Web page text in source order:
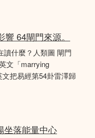
64閘門來源。
讀什麼？人類圖 閘門
文「marrying
把易經第54卦雷澤歸
坐落能量中心